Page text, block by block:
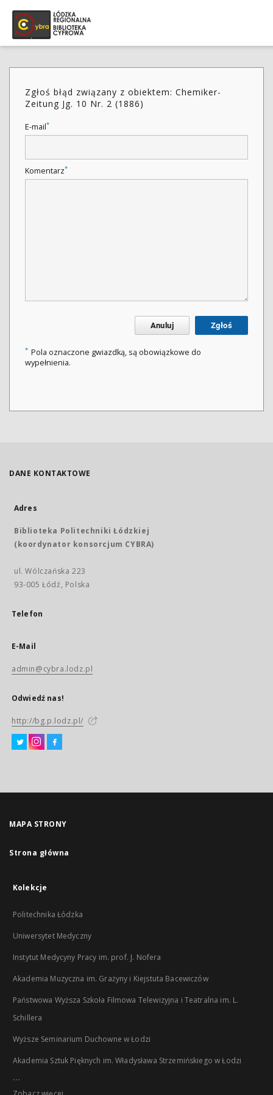
Zgłoś błąd związany z obiektem: Chemiker-
Zeitung Jg. 10 Nr. 2 (1886)
E-mail*
Komentarz*
Anuluj Zgłoś
* Pola oznaczone gwiazdką, są obowiązkowe do
wypełnienia.
DANE KONTAKTOWE
Adres
Biblioteka Politechniki Łódzkiej
(koordynator konsorcjum CYBRA)
ul. Wólczańska 223
93-005 Łódź, Polska
Telefon
E-Mail
admin@cybra.lodz.pl
Odwiedź nas!
http://bg.p.lodz.pl/
MAPA STRONY
Strona główna
Kolekcje
Politechnika Łódzka
Uniwersytet Medyczny
Instytut Medycyny Pracy im. prof. J. Nofera
Akademia Muzyczna im. Grażyny i Kiejstuta Bacewiczów
Państwowa Wyższa Szkoła Filmowa Telewizyjna i Teatralna im. L.
Schillera
Wyższe Seminarium Duchowne w Łodzi
Akademia Sztuk Pięknych im. Władysława Strzemińskiego w Łodzi
...